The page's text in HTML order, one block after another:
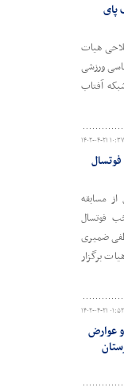
پای
هیات
ورزشی
آفتاب
۱۴۰۲-۰۴-۲۱ ۱۰:۳۷
مسابقه
فوتسال
ضمیری
برگزار
۱۴۰۲-۰۴-۲۱ ۰۱:۵۲
و عوارض